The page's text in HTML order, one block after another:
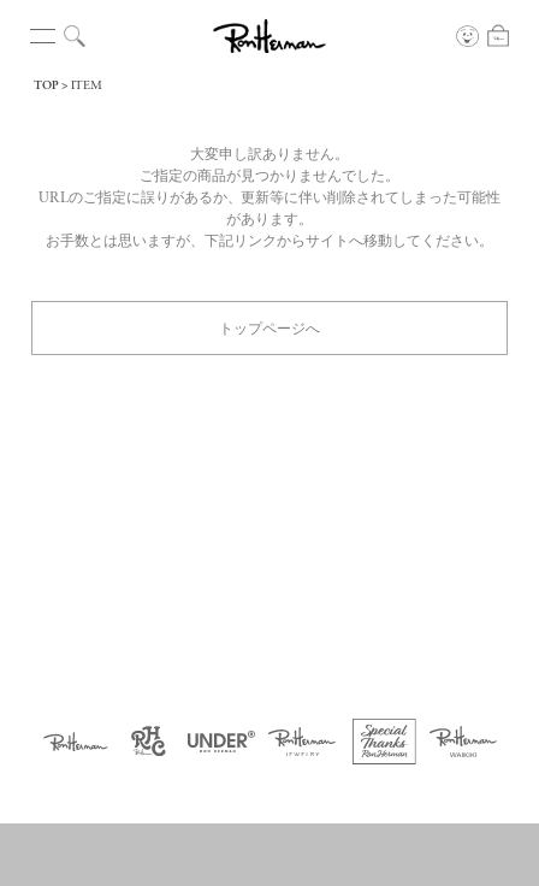
TOP ITEM
大変申し訳ありません。
ご指定の商品が見つかりませんでした。
URLのご指定に誤りがあるか、更新等に伴い削除されてしまった可能性
があります。
お手数とは思いますが、下記リンクからサイトへ移動してください。
トップページへ